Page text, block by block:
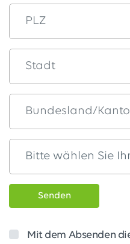
Senden
Mit dem Absenden